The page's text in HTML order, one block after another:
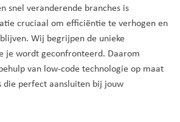
snel veranderende branches is
cruciaal om efficiëntie te verhogen en
Wij begrijpen de unieke
je wordt geconfronteerd. Daarom
van low-code technologie op maat
die perfect aansluiten bij jouw